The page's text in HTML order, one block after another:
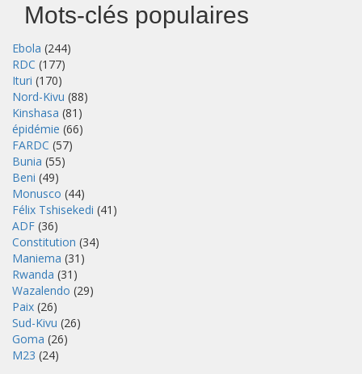
Mots-clés populaires
Ebola (244)
RDC (177)
Ituri (170)
Nord-Kivu (88)
Kinshasa (81)
épidémie (66)
FARDC (57)
Bunia (55)
Beni (49)
Monusco (44)
Félix Tshisekedi (41)
ADF (36)
Constitution (34)
Maniema (31)
Rwanda (31)
Wazalendo (29)
Paix (26)
Sud-Kivu (26)
Goma (26)
M23 (24)